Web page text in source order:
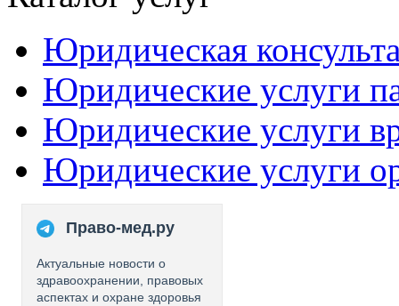
Юридическая
Юридические услуги
Юридические услуги
Юридические услуги
Право-мед.ру
Актуальные новости о
здравоохранении, правовых
аспектах и охране здоровья